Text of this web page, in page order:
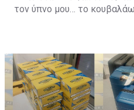
τον ύπνο μου… το